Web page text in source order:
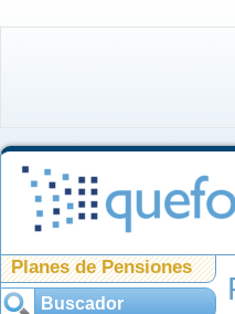
Planes de Pensiones
Buscador